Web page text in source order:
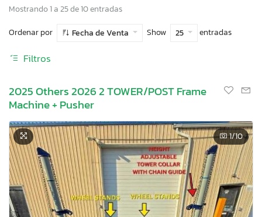
Mostrando 1 a 25 de 10 entradas
Ordenar por
Fecha de Venta Show 25 entradas
Filtros
2025 Others 2026 2 TOWER/POST Frame
Machine + Pusher
1/10